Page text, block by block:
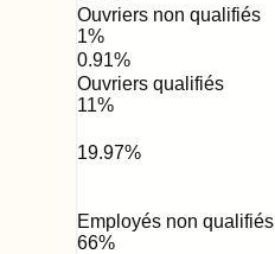
Ouvriers non qualifiés
1%
0.91%
Ouvriers qualifiés
11%
19.97%
Employés non qualifiés
66%